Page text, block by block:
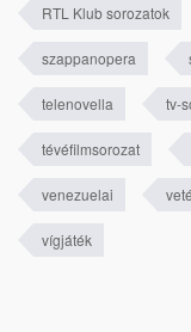
RTL Klub sorozatok
szappanopera
telenovella tv-
tévéfilmsorozat
venezuelai
vígjáték